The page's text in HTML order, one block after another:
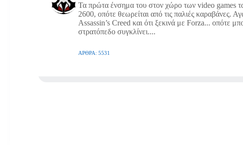
Τα πρώτα ένσημα του στον χώρο των video games
2600, οπότε θεωρείται από τις παλιές καραβάνες.
Assassin’s Creed και ότι ξεκινά με Forza... οπότε
στρατόπεδο συγκλίνει....
ΆΡΘΡΑ: 5531